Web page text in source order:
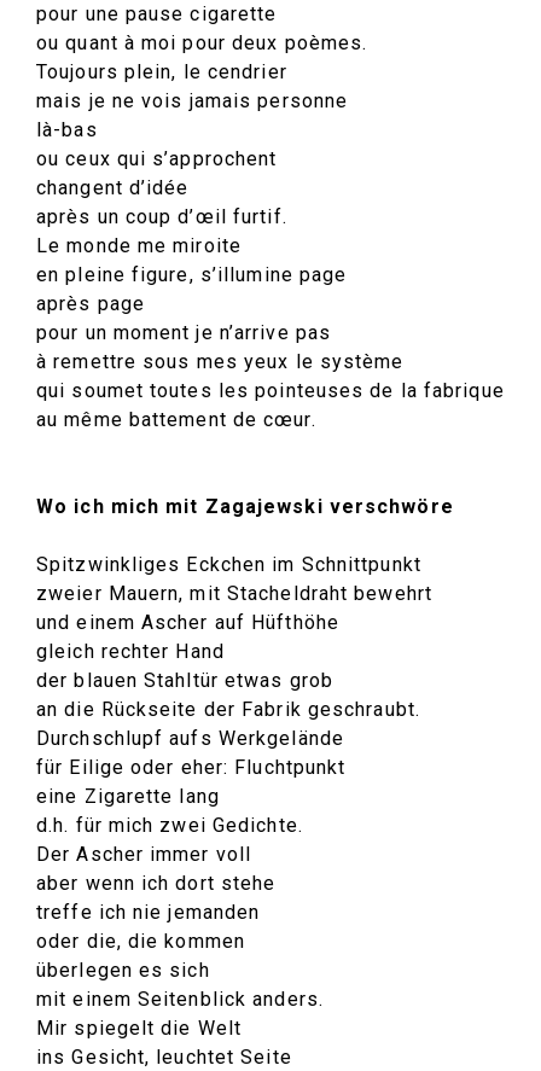
pour une pause cigarette
ou quant à moi pour deux poèmes.
Toujours plein, le cendrier
mais je ne vois jamais personne
là-bas
ou ceux qui s’approchent
changent d’idée
après un coup d’œil furtif.
Le monde me miroite
en pleine figure, s’illumine page
après page
pour un moment je n’arrive pas
à remettre sous mes yeux le système
qui soumet toutes les pointeuses de la fabrique
au même battement de cœur.
Wo ich mich mit Zagajewski verschwöre
Spitzwinkliges Eckchen im Schnittpunkt
zweier Mauern, mit Stacheldraht bewehrt
und einem Ascher auf Hüfthöhe
gleich rechter Hand
der blauen Stahltür etwas grob
an die Rückseite der Fabrik geschraubt.
Durchschlupf aufs Werkgelände
für Eilige oder eher: Fluchtpunkt
eine Zigarette lang
d.h. für mich zwei Gedichte.
Der Ascher immer voll
aber wenn ich dort stehe
treffe ich nie jemanden
oder die, die kommen
überlegen es sich
mit einem Seitenblick anders.
Mir spiegelt die Welt
ins Gesicht, leuchtet Seite